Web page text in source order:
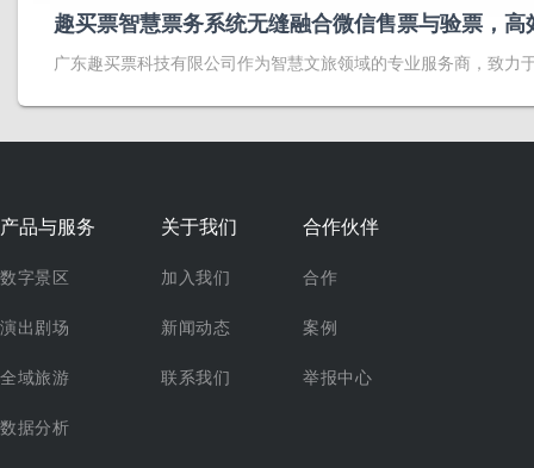
趣买票智慧票务系统无缝融合微信售票与验票，
广东趣买票科技有限公司作为智慧文旅领域的专业服务商，致力
产品与服务
数字景区
演出剧场
全域旅游
数据分析
关于我们
加入我们
新闻动态
联系我们
合作伙伴
合作
案例
举报中心